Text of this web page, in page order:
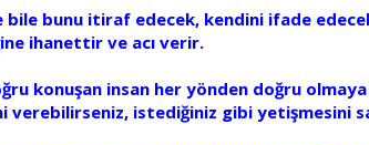
bile bunu itiraf edecek, kendini ifade
ihanettir ve acı verir.
konuşan insan her yönden doğru
verebilirseniz, istediğiniz gibi yetişmesini